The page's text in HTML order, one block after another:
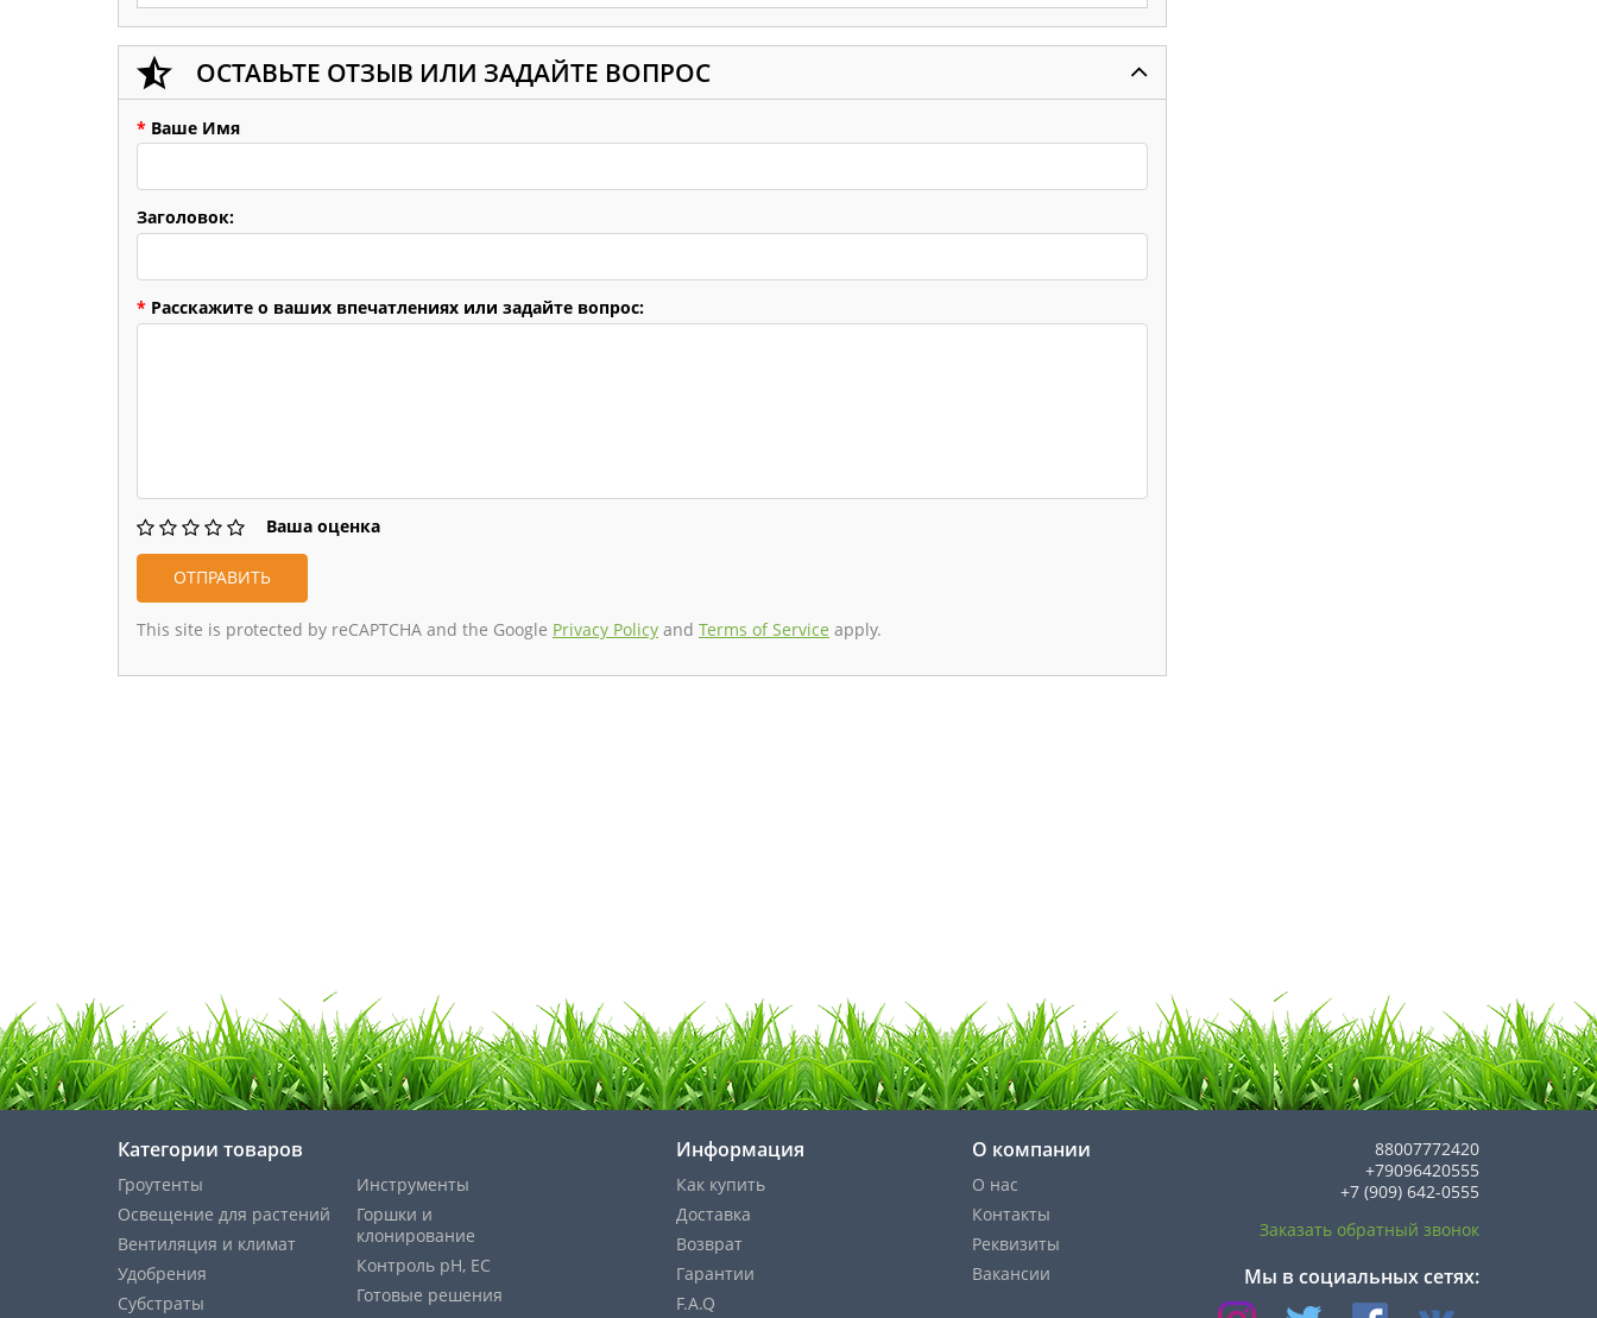
ОСТАВЬТЕ ОТЗЫВ ИЛИ ЗАДАЙТЕ ВОПРОС
* Ваше Имя
Заголовок:
* Расскажите о ваших впечатлениях или задайте вопрос:
Ваша оценка
This site is protected by reCAPTCHA and the Google Privacy Policy and Terms of Service apply.
88007772420
+79096420555
+7 (909) 642-0555
Заказать обратный звонок
Мы в социальных сетях:
Категории товаров
Гроутенты
Освещение для растений
Вентиляция и климат
Удобрения
Субстраты
Инструменты
Горшки и
клонирование
Контроль pH, EС
Готовые решения
Информация
Как купить
Доставка
Возврат
Гарантии
F.A.Q
О компании
О нас
Контакты
Реквизиты
Вакансии